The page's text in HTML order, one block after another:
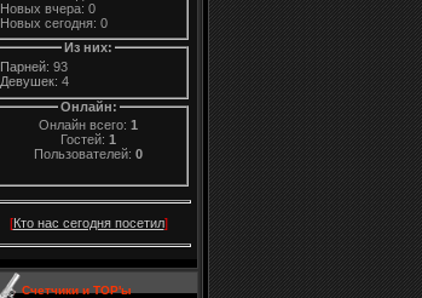
Новых сегодня: 0
Из них:
Парней: 93
Девушек: 4
Онлайн:
Онлайн всего: 1
Гостей: 1
Пользователей: 0
[Кто нас сегодня посетил]
Счетчики и TOP'ы